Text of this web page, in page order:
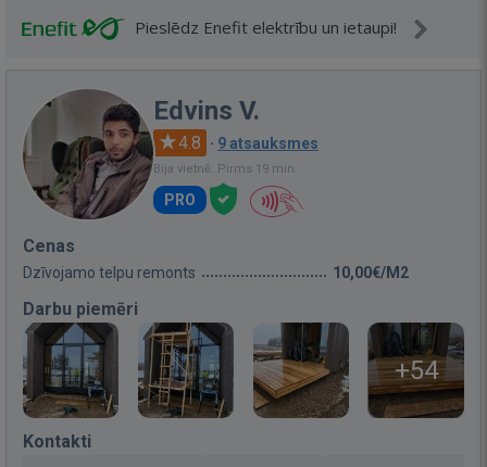
Pieslēdz Enefit elektrību un ietaupi!
Edvins V.
4.8 · 9 atsauksmes
Bija vietnē: Pirms 19 min.
PRO
Cenas
Dzīvojamo telpu remonts 10,00€/M2
Darbu piemēri
+54
Kontakti